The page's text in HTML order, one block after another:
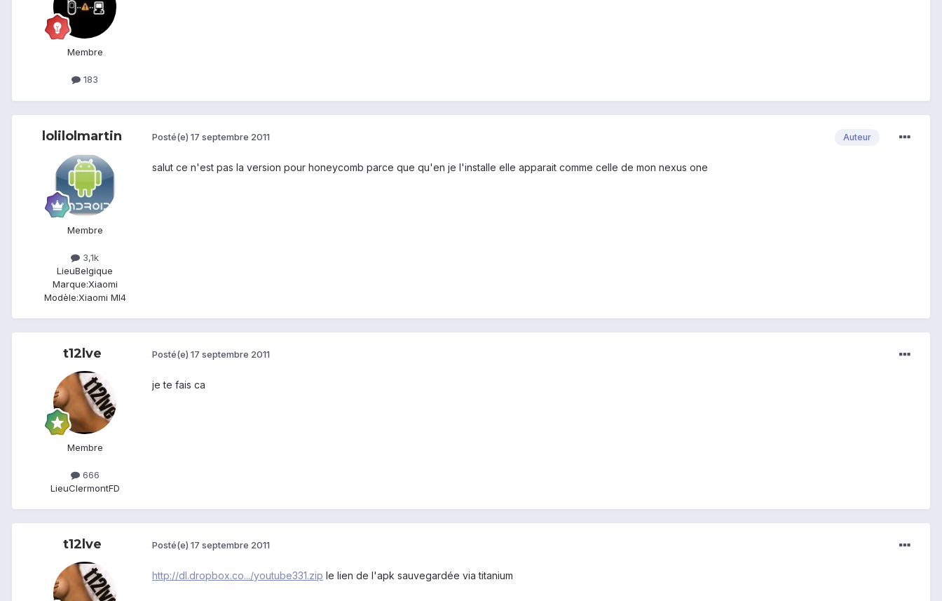
Membre
183
lolilolmartin
Membre
3,1k
LieuBelgique
Marque:Xiaomi
Modèle:Xiaomi MI4
Auteur
Posté(e) 17 septembre 2011
salut ce n'est pas la version pour honeycomb parce que qu'en je l'installe elle apparait comme celle de mon nexus one
t12lve
Membre
666
LieuClermontFD
Posté(e) 17 septembre 2011
je te fais ca
t12lve Posté(e) 17 septembre 2011
http://dl.dropbox.co.../youtube331.zip le lien de l'apk sauvegardée via titanium